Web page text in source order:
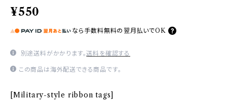
¥550
なら 手数料無料の 翌月払いでOK
別途送料がかかります。送料を確認する
この商品は海外配送できる商品です。
[Military-style ribbon tags]